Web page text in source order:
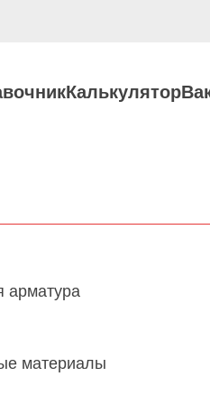
Калькулятор
арматура
материалы